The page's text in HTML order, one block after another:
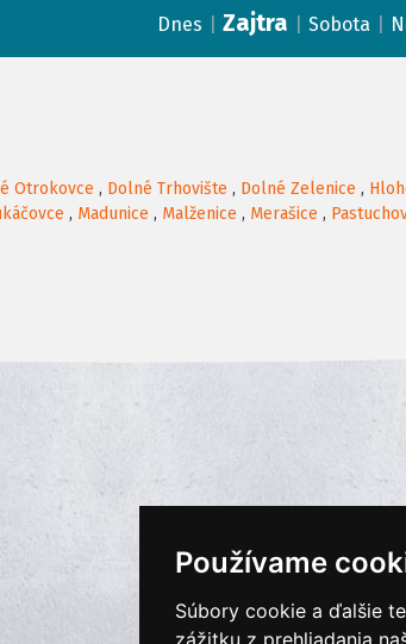
Používame
Súbory cookie a ďalšie
zážitku z prehliadania
Dnes Zajtra Sobota
Otrokovce , Dolné Trhovište , Dolné Zelenice ,
, Madunice , Malženice , Merašice ,
Ochrana osobných údajov
Cookies